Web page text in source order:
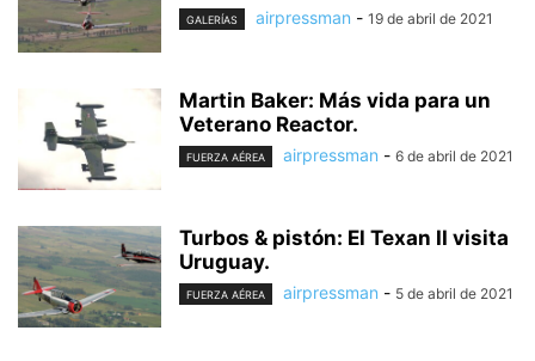
GALERÍAS airpressman - 19 de abril de 2021
Martin Baker: Más vida para un
Veterano Reactor.
FUERZA AÉREA airpressman - 6 de abril de 2021
Turbos & pistón: El Texan II visita
Uruguay.
FUERZA AÉREA airpressman - 5 de abril de 2021